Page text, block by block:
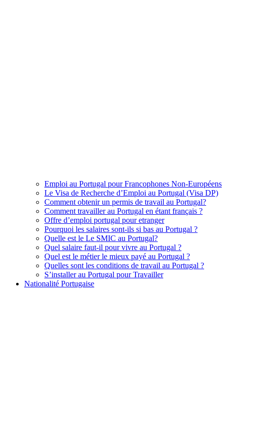
Emploi au Portugal pour Francophones Non-Européens
Le Visa de Recherche d’Emploi au Portugal (Visa DP)
Comment obtenir un permis de travail au Portugal?
Comment travailler au Portugal en étant français ?
Offre d’emploi portugal pour etranger
Pourquoi les salaires sont-ils si bas au Portugal ?
Quelle est le Le SMIC au Portugal?
Quel salaire faut-il pour vivre au Portugal ?
Quel est le métier le mieux payé au Portugal ?
Quelles sont les conditions de travail au Portugal ?
S’installer au Portugal pour Travailler
Nationalité Portugaise